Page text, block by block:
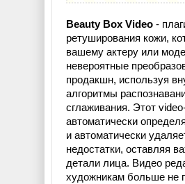
Beauty Box Video -
ретуширования кожи,
вашему актеру или
невероятные
продакшн, используя
алгоритмы
сглаживания. Этот
автоматически
и автоматически
недостатки, оставляя
детали лица. Видео
художникам больше не